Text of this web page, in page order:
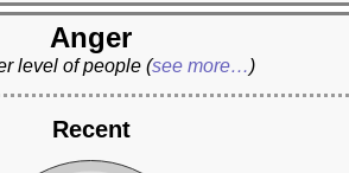
Anger
level of people(see more…)
Recent